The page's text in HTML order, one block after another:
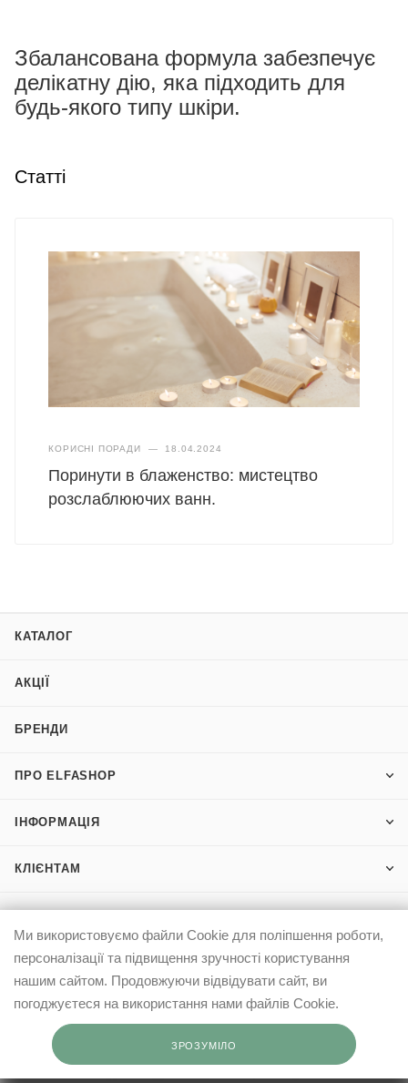
Збалансована формула забезпечує
делікатну дію, яка підходить для
будь-якого типу шкіри.
Статті
КОРИСНІ ПОРАДИ — 18.04.2024
Поринути в блаженство: мистецтво
розслаблюючих ванн.
КАТАЛОГ
АКЦІЇ
БРЕНДИ
ПРО ELFASHOP
ІНФОРМАЦІЯ
КЛІЄНТАМ
0503332569
info@elfashop.ua
03148, місто Київ, вул. Івана Дзюби, 9
Ми використовуємо файли Cookie для поліпшення роботи,
персоналізації та підвищення зручності користування
нашим сайтом. Продовжуючи відвідувати сайт, ви
погоджуєтеся на використання нами файлів Cookie.
ЗРОЗУМІЛО